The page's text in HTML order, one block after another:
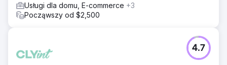
Usługi dla domu, E-commerce +3
Począwszy od $2,500
4.7